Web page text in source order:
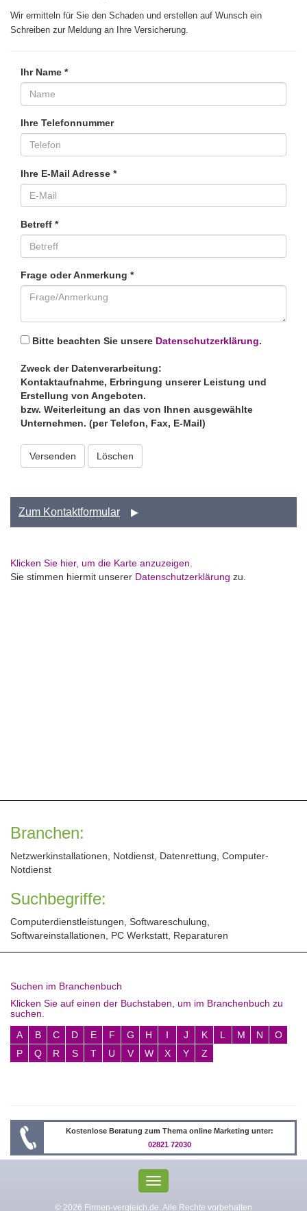
Wir ermitteln für Sie den Schaden und erstellen auf Wunsch ein
Schreiben zur Meldung an Ihre Versicherung.
Ihr Name *
Ihre Telefonnummer
Ihre E-Mail Adresse *
Betreff *
Frage oder Anmerkung *
Bitte beachten Sie unsere Datenschutzerklärung.
Zweck der Datenverarbeitung:
Kontaktaufnahme, Erbringung unserer Leistung und
Erstellung von Angeboten.
bzw. Weiterleitung an das von Ihnen ausgewählte
Unternehmen. (per Telefon, Fax, E-Mail)
Versenden
Zum Kontaktformular
Klicken Sie hier, um die Karte anzuzeigen.
Sie stimmen hiermit unserer Datenschutzerklärung zu.
Branchen:
Netzwerkinstallationen, Notdienst, Datenrettung, Computer-
Notdienst
Suchbegriffe:
Computerdienstleistungen, Softwareschulung,
Softwareinstallationen, PC Werkstatt, Reparaturen
Suchen im Branchenbuch
Klicken Sie auf einen der Buchstaben, um im Branchenbuch zu
suchen.
A
B C D E F G H I J K L M N
O
P
Q R S T U V W X Y Z
Kostenlose Beratung zum Thema online Marketing unter:
02821 72030
Toggle
navigation
© 2026 Firmen-vergleich.de. Alle Rechte vorbehalten